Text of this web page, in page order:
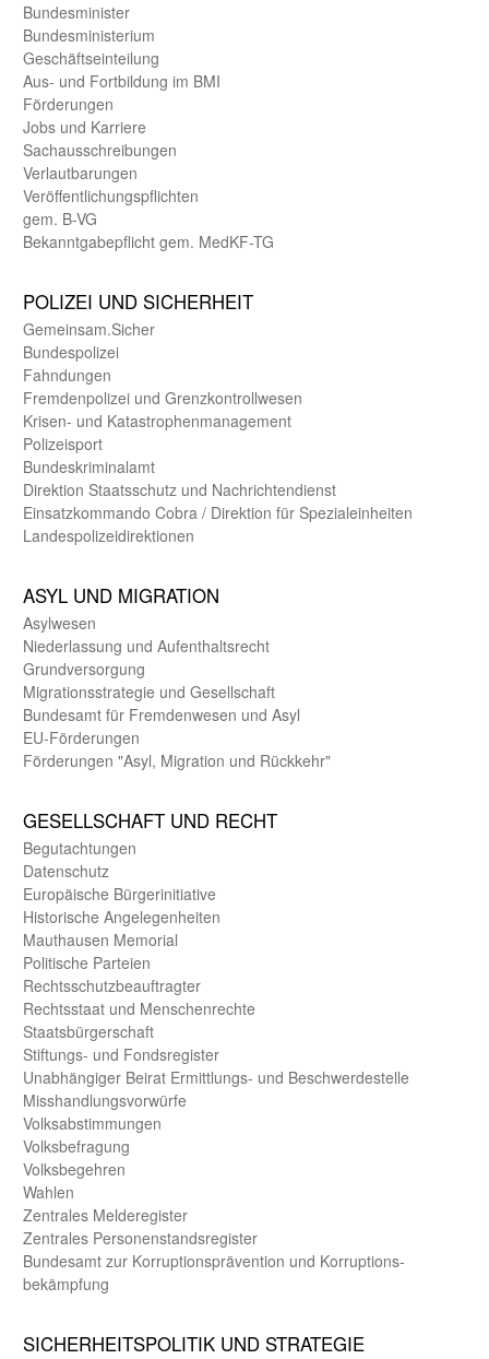
Bundes­minister
Bundes­ministerium
Geschäfts­einteilung
Aus- und Fortbildung im BMI
Förderungen
Jobs und Karriere
Sachaus­schreibungen
Verlautbarungen
Veröffentlichungspflichten
gem. B-VG
Bekanntgabepflicht gem. MedKF-TG
POLIZEI UND SICHER­HEIT
Gemein­sam.Sicher
Bundes­polizei
Fahndungen
Fremdenpolizei und Grenzkontrollwesen
Krisen- und Katastrophen­management
Polizeisport
Bundes­kriminal­amt
Direktion Staats­schutz und Nach­richten­dienst
Einsatz­kommando Cobra / Direktion für Spezialeinheiten
Landes­polizei­direk­tionen
ASYL UND MIGRA­TION
Asyl­wesen
Nieder­lassung und Aufent­halts­recht
Grund­versorgung
Migrations­strategie und Gesell­schaft
Bundes­amt für Fremden­wesen und Asyl
EU-Förde­rungen
Förderungen "Asyl, Migration und Rückkehr"
GE­SELL­SCHAFT UND RECHT
Begut­achtungen
Daten­schutz
Europäische Bürger­initiative
Historische Angelegen­heiten
Mauthausen Memorial
Politische Parteien
Rechts­schutz­beauftragter
Rechts­staat und Menschen­rechte
Staats­bürger­schaft
Stiftungs- und Fonds­register
Unab­hängiger Beirat Ermittlungs- und Beschwerde­stelle
Misshandlungs­vorwürfe
Volks­abstimmungen
Volks­befragung
Volks­begehren
Wahlen
Zentrales Melde­register
Zentrales Personen­stands­register
Bundes­amt zur Korrup­tions­prävention und Korrup­tions­
bekämpfung
SICHER­HEITS­POLITIK UND STRATEGIE